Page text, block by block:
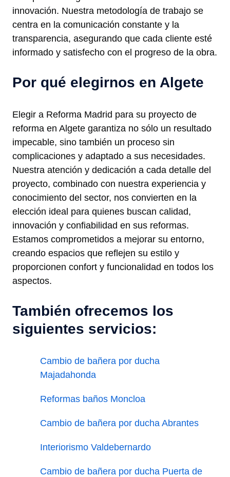
innovación. Nuestra metodología de trabajo se
centra en la comunicación constante y la
transparencia, asegurando que cada cliente esté
informado y satisfecho con el progreso de la obra.
Por qué elegirnos en Algete
Elegir a Reforma Madrid para su proyecto de
reforma en Algete garantiza no sólo un resultado
impecable, sino también un proceso sin
complicaciones y adaptado a sus necesidades.
Nuestra atención y dedicación a cada detalle del
proyecto, combinado con nuestra experiencia y
conocimiento del sector, nos convierten en la
elección ideal para quienes buscan calidad,
innovación y confiabilidad en sus reformas.
Estamos comprometidos a mejorar su entorno,
creando espacios que reflejen su estilo y
proporcionen confort y funcionalidad en todos los
aspectos.
También ofrecemos los
siguientes servicios:
Cambio de bañera por ducha
Majadahonda
Reformas baños Moncloa
Cambio de bañera por ducha Abrantes
Interiorismo Valdebernardo
Cambio de bañera por ducha Puerta de